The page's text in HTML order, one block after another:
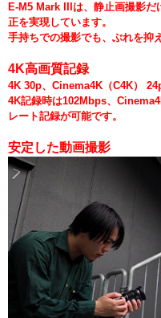
E-M5 Mark IIIは、静止画撮影
正を実現しています。
手持ちでの撮影でも、ぶれを抑
4K高画質記録
4K 30p、Cinema4K（C4K）
4K記録時は102Mbps、
レート記録が可能です。
安定した動画撮影